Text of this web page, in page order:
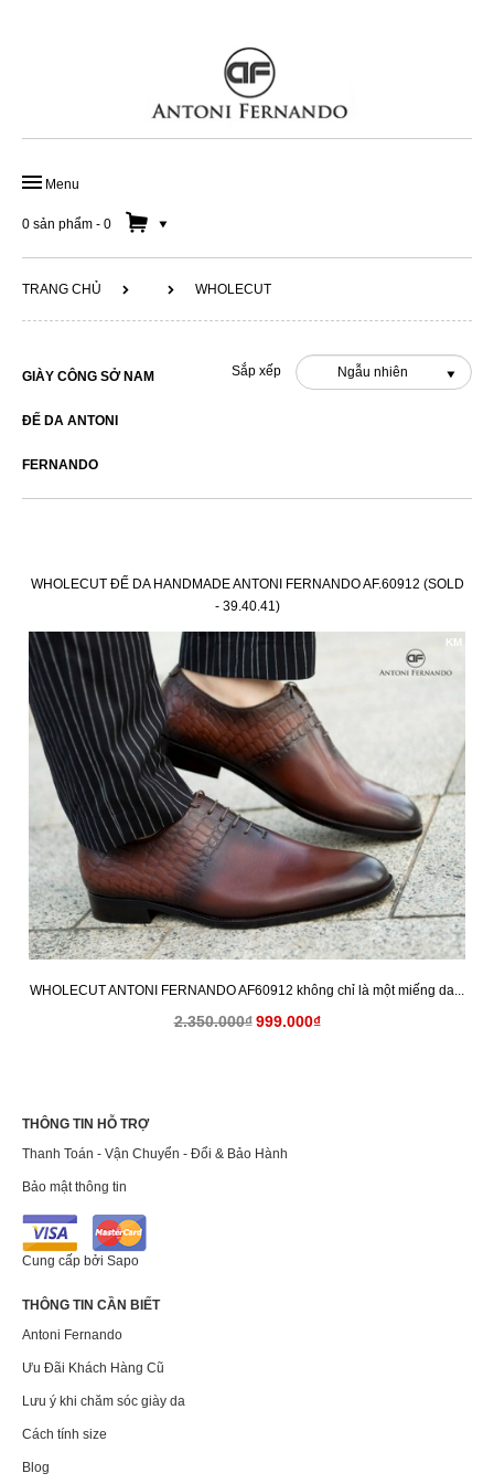
Menu
TRANG CHỦ
0 sản phẩm - 0
TRANG CHỦ WHOLECUT
GIÀY CÔNG SỞ NAM
ĐẾ DA ANTONI
FERNANDO
Sắp xếp Ngẫu nhiên
WHOLECUT ĐẾ DA HANDMADE ANTONI FERNANDO AF.60912 (SOLD
- 39.40.41)
KM
WHOLECUT ANTONI FERNANDO AF60912 không chỉ là một miếng da...
2.350.000₫ 999.000₫
THÔNG TIN HỖ TRỢ
Thanh Toán - Vận Chuyển - Đổi & Bảo Hành
Bảo mật thông tin
Cung cấp bởi Sapo
THÔNG TIN CẦN BIẾT
Antoni Fernando
Ưu Đãi Khách Hàng Cũ
Lưu ý khi chăm sóc giày da
Cách tính size
Blog